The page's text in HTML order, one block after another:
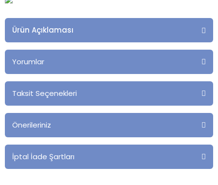
Ürün Açıklaması
Yorumlar
Taksit Seçenekleri
Önerileriniz
İptal İade Şartları